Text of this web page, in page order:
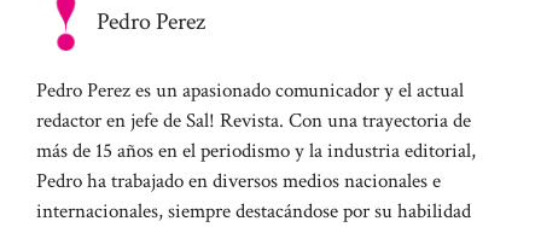
Pedro Perez
Pedro Perez es un apasionado comunicador y el actual
redactor en jefe de Sal! Revista. Con una trayectoria de
más de 15 años en el periodismo y la industria editorial,
Pedro ha trabajado en diversos medios nacionales e
internacionales, siempre destacándose por su habilidad